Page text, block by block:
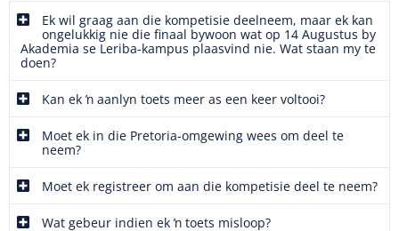
Ek wil graag aan die kompetisie deelneem, maar ek kan
ongelukkig nie die finaal bywoon wat op 14 Augustus by
Akademia se Leriba-kampus plaasvind nie. Wat staan my te
doen?
Kan ek ŉ aanlyn toets meer as een keer voltooi?
Moet ek in die Pretoria-omgewing wees om deel te
neem?
Moet ek registreer om aan die kompetisie deel te neem?
Wat gebeur indien ek ŉ toets misloop?